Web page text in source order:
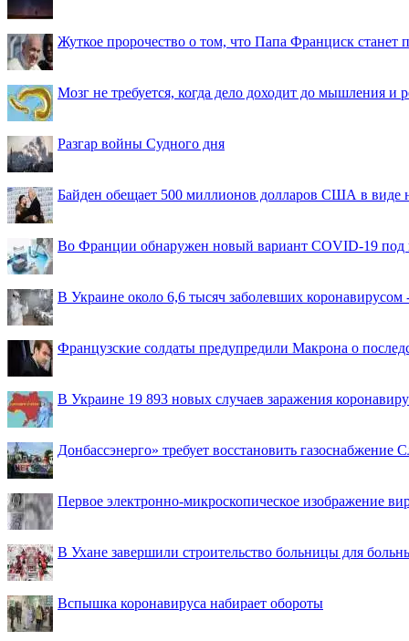
Жуткое пророчество о том, что Папа Франциск
Мозг не требуется, когда дело доходит до мышления и
Разгар войны Судного дня
Байден обещает 500 миллионов долларов США в
Во Франции обнаружен новый вариант COVID-19 под
В Украине около 6,6 тысяч заболевших коронавирусом
Французские солдаты предупредили Макрона о
В Украине 19 893 новых случаев заражения
Донбассэнерго» требует восстановить газоснабжение
Первое электронно-микроскопическое изображение
В Ухане завершили строительство больницы для
Вспышка коронавируса набирает обороты